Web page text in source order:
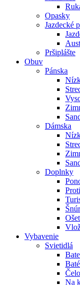
Opasky
Jazdecké
Pršiplášte
Obuv
Pánska
Dámska
Doplnky
Vybavenie
Svietidlá
Na